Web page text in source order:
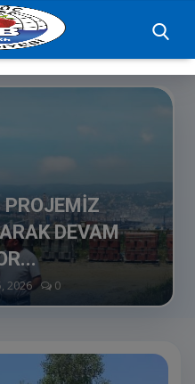
DEVAM
2026 0